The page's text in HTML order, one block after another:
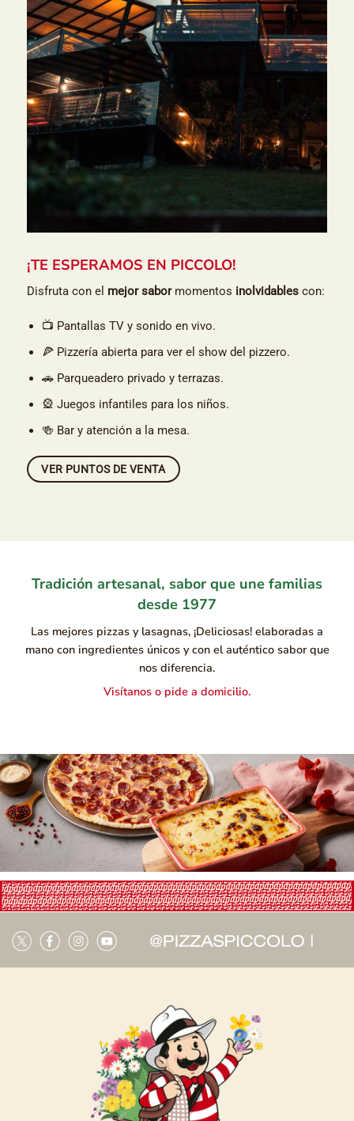
¡TE ESPERAMOS EN PICCOLO!
Disfruta con el mejor sabormomentos inolvidablescon:
📺 Pantallas TV y sonido en vivo.
🍕 Pizzería abierta para ver el show del pizzero.
🚗 Parqueadero privado y terrazas.
🎡 Juegos infantiles para los niños.
🍻 Bar y atención a la mesa.
VER PUNTOS DE VENTA
Tradición artesanal, sabor que une familias
desde 1977
Las mejores pizzas y lasagnas, ¡Deliciosas! elaboradas a
mano con ingredientes únicos y con el auténtico sabor que
nos diferencia.
Visítanos o pide a domicilio.